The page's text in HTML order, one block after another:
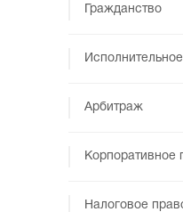
Гражданство
Арбитраж
Корпоративное
Налоговое